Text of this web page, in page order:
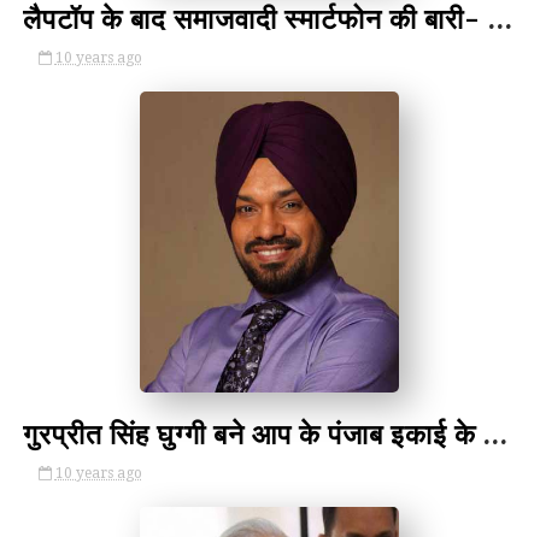
लैपटॉप के बाद समाजवादी स्‍मार्टफोन की बारी- Akhilesh Government Distribute Smartphones
10 years ago
गुरप्रीत सिंह घुग्गी बने आप के पंजाब इकाई के संयोजक-Aaps New Punjab Convener
10 years ago